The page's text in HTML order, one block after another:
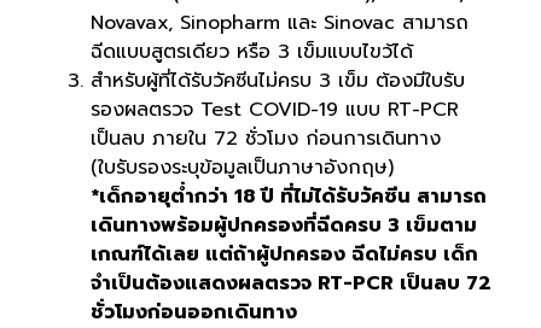
Novavax, Sinopharm และ Sinovac สามารถ
ฉีดแบบสูตรเดียว หรือ 3 เข็มแบบไขว้ได้
สำหรับผู้ที่ได้รับวัคซีนไม่ครบ 3 เข็ม ต้องมีใบรับ
รองผลตรวจ Test COVID-19 แบบ RT-PCR
เป็นลบ ภายใน 72 ชั่วโมง ก่อนการเดินทาง
(ใบรับรองระบุข้อมูลเป็นภาษาอังกฤษ)
*เด็กอายุต่ำกว่า 18 ปี ที่ไม่ได้รับวัคซีน สามารถ
เดินทางพร้อมผู้ปกครองที่ฉีดครบ 3 เข็มตาม
เกณฑ์ได้เลย แต่ถ้าผู้ปกครอง ฉีดไม่ครบ เด็ก
จำเป็นต้องแสดงผลตรวจ RT-PCR เป็นลบ 72
ชั่วโมงก่อนออกเดินทาง